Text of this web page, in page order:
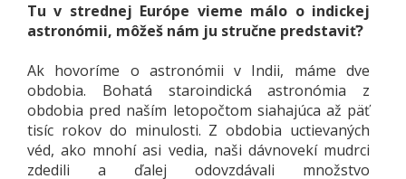
Tu v strednej Európe vieme málo o indickej
astronómii, môžeš nám ju stručne predstaviť?
Ak hovoríme o astronómii v Indii, máme dve
obdobia. Bohatá staroindická astronómia z
obdobia pred naším letopočtom siahajúca až päť
tisíc rokov do minulosti. Z obdobia uctievaných
véd, ako mnohí asi vedia, naši dávnovekí mudrci
zdedili a ďalej odovzdávali množstvo